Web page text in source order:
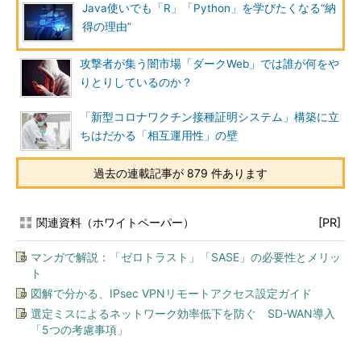
Java使いでも「R」「Python」を学びたくなる“納
得の理由”
攻撃者が集う闇市場「ダークWeb」では誰が何をや
りとりしているのか？
「新型コロナワクチン接種証明システム」構築に立
ちはだかる「相互運用性」の壁
過去の連載記事が 879 件あります
関連資料（ホワイトペーパー） [PR]
マンガで解説：「ゼロトラスト」「SASE」の必要性とメリッ
ト
図解で分かる、IPsec VPNリモートアクセス設定ガイド
選定ミスによるネットワーク効率低下を防ぐ SD-WAN導入
「5つの考慮事項」